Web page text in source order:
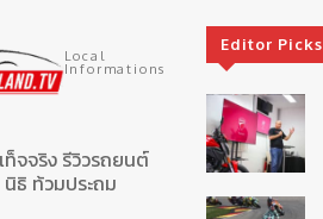
Local
Informations
ท็จจริง รีวิวรถยนต์
ธิ ท้วมประถม
Editor Picks